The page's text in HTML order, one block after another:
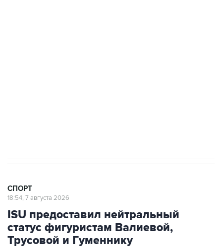
СПОРТ
18:54, 7 августа 2026
ISU предоставил нейтральный
статус фигуристам Валиевой,
Трусовой и Гуменнику